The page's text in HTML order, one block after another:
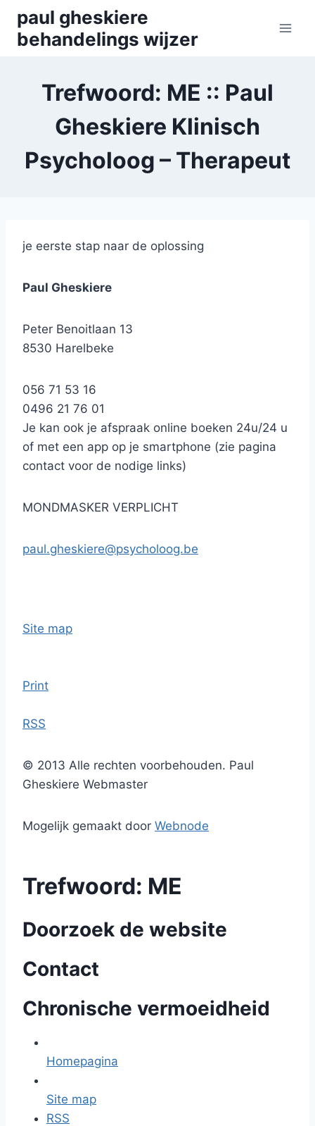
content
paul gheskiere
behandelings wijzer
Trefwoord: ME :: Paul
Gheskiere Klinisch
Psycholoog – Therapeut
je eerste stap naar de oplossing
Paul Gheskiere
Peter Benoitlaan 13
8530 Harelbeke
056 71 53 16
0496 21 76 01
Je kan ook je afspraak online boeken 24u/24 u
of met een app op je smartphone (zie pagina
contact voor de nodige links)
MONDMASKER VERPLICHT
paul.gheskiere@psycholoog.be
Site map
Print
RSS
© 2013 Alle rechten voorbehouden. Paul
Gheskiere Webmaster
Mogelijk gemaakt door Webnode
Trefwoord: ME
Doorzoek de website
Contact
Chronische vermoeidheid
Homepagina
Site map
RSS